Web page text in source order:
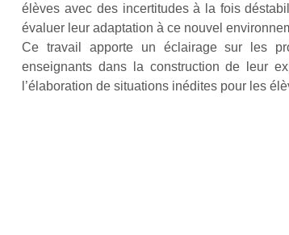
élèves avec des incertitudes à la fois
évaluer leur adaptation à ce nouvel
Ce travail apporte un éclairage sur les
enseignants dans la construction de leur
l’élaboration de situations inédites pour les